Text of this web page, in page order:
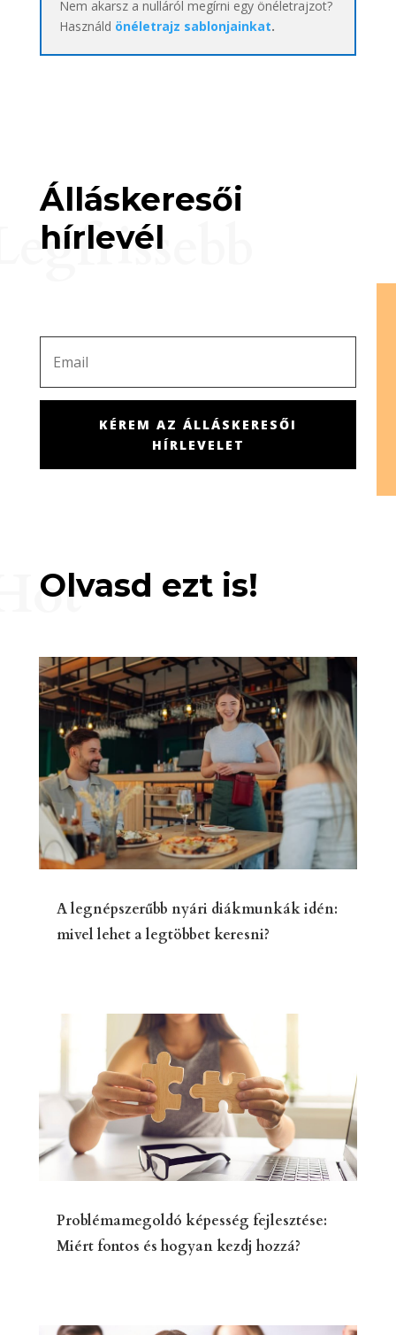
Nem akarsz a nulláról megírni egy önéletrajzot?
Használd önéletrajz sablonjainkat.
Álláskeresői
hírlevél
KÉREM AZ ÁLLÁSKERESŐI
HÍRLEVELET
Olvasd ezt is!
A legnépszerűbb nyári diákmunkák idén:
mivel lehet a legtöbbet keresni?
Problémamegoldó képesség fejlesztése:
Miért fontos és hogyan kezdj hozzá?